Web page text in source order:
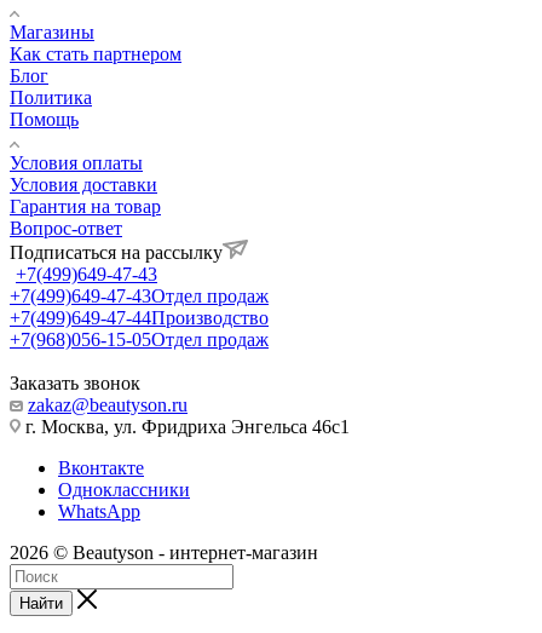
Магазины
Как стать партнером
Блог
Политика
Помощь
Условия оплаты
Условия доставки
Гарантия на товар
Вопрос-ответ
Подписаться на рассылку
+7(499)649-47-43
+7(499)649-47-43Отдел продаж
+7(499)649-47-44Производство
+7(968)056-15-05Отдел продаж
Заказать звонок
zakaz@beautyson.ru
г. Москва, ул. Фридриха Энгельса 46с1
Вконтакте
Одноклассники
WhatsApp
2026 © Beautyson - интернет-магазин
Найти